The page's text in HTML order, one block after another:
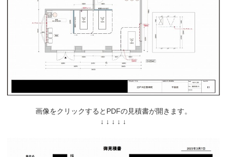
画像をクリックするとPDFの見積書が開きます。
↓ ↓ ↓ ↓ ↓